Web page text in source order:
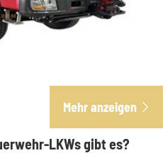
Mehr anzeigen 
LKWs gibt es?